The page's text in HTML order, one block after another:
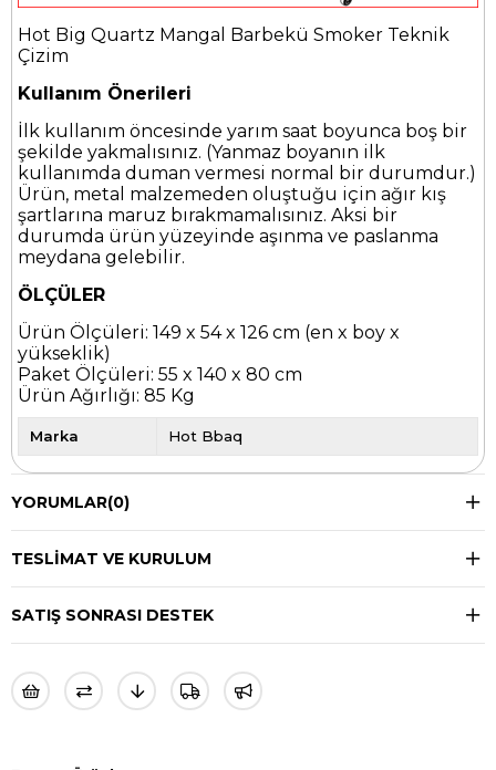
Hot Big Quartz Mangal Barbekü Smoker Teknik
Çizim
Kullanım Önerileri
İlk kullanım öncesinde yarım saat boyunca boş bir
şekilde yakmalısınız. (Yanmaz boyanın ilk
kullanımda duman vermesi normal bir durumdur.)
Ürün, metal malzemeden oluştuğu için ağır kış
şartlarına maruz bırakmamalısınız. Aksi bir
durumda ürün yüzeyinde aşınma ve paslanma
meydana gelebilir.
ÖLÇÜLER
Ürün Ölçüleri: 149 x 54 x 126 cm (en x boy x
yükseklik)
Paket Ölçüleri: 55 x 140 x 80 cm
Ürün Ağırlığı: 85 Kg
Marka Hot Bbaq
YORUMLAR(0)
TESLIMAT VE KURULUM
SATIŞ SONRASI DESTEK